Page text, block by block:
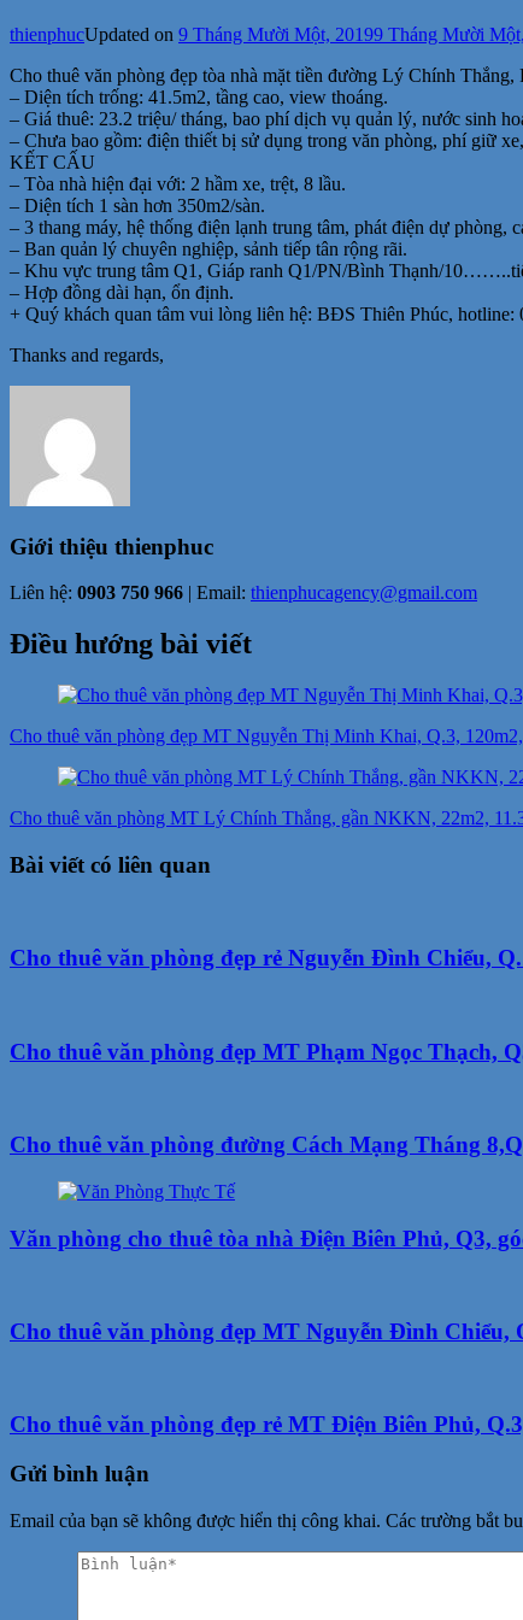
thienphucUpdated on 9 Tháng Mười Một, 20199 Tháng Mười
Cho thuê văn phòng đẹp tòa nhà mặt tiền đường Lý Chính
– Diện tích trống: 41.5m2, tầng cao, view thoáng.
– Giá thuê: 23.2 triệu/ tháng, bao phí dịch vụ quản lý, nước sinh
– Chưa bao gồm: điện thiết bị sử dụng trong văn phòng, phí giữ
KẾT CẤU
– Tòa nhà hiện đại với: 2 hầm xe, trệt, 8 lầu.
– Diện tích 1 sàn hơn 350m2/sàn.
– 3 thang máy, hệ thống điện lạnh trung tâm, phát điện dự phòng,
– Ban quản lý chuyên nghiệp, sảnh tiếp tân rộng rãi.
– Khu vực trung tâm Q1, Giáp ranh Q1/PN/Bình Thạnh/
– Hợp đồng dài hạn, ổn định.
+ Quý khách quan tâm vui lòng liên hệ: BĐS Thiên Phúc,
Thanks and regards,
Giới thiệu thienphuc
Liên hệ: 0903 750 966 | Email: thienphucagency@gmail.com
Điều hướng bài viết
Cho thuê văn phòng đẹp MT Nguyễn Thị Minh Khai, Q.3,
Cho thuê văn phòng MT Lý Chính Thắng, gần NKKN, 22m2,
Bài viết có liên quan
Cho thuê văn phòng đẹp rẻ Nguyễn Đình Chiểu,
Cho thuê văn phòng đẹp MT Phạm Ngọc Thạch,
Cho thuê văn phòng đường Cách Mạng Tháng
Văn phòng cho thuê tòa nhà Điện Biên Phủ, Q3,
Cho thuê văn phòng đẹp MT Nguyễn Đình Chiểu,
Cho thuê văn phòng đẹp rẻ MT Điện Biên Phủ,
Gửi bình luận
Email của bạn sẽ không được hiển thị công khai. Các trường bắt